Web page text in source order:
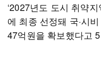
‘2027년도 도시 취약
에 최종 선정돼 국·시
47억원을 확보했다고